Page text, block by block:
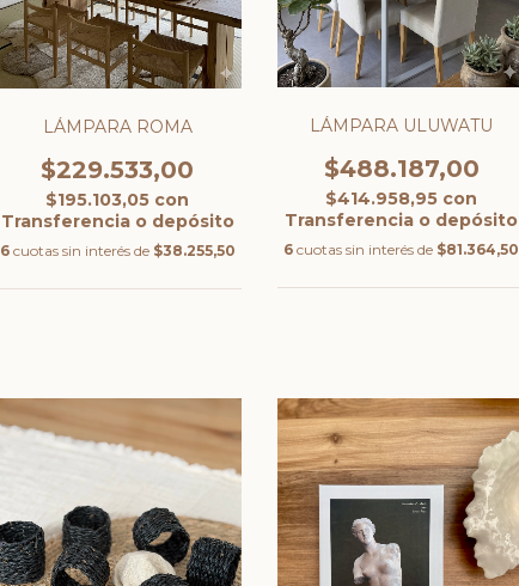
LÁMPARA ROMA
$229.533,00
$195.103,05 con
Transferencia o depósito
6 cuotas sin interés de $38.255,50
LÁMPARA ULUWATU
$488.187,00
$414.958,95 con
Transferencia o depósito
6 cuotas sin interés de $81.364,50